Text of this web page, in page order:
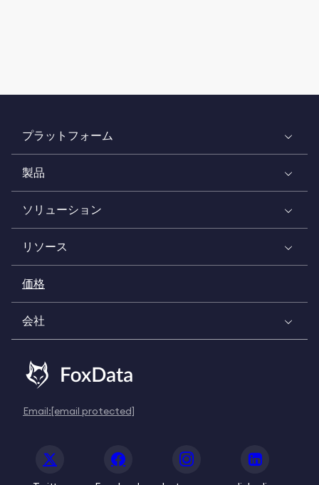
プラットフォーム
製品
ソリューション
リソース
価格
会社
Email:[email protected]